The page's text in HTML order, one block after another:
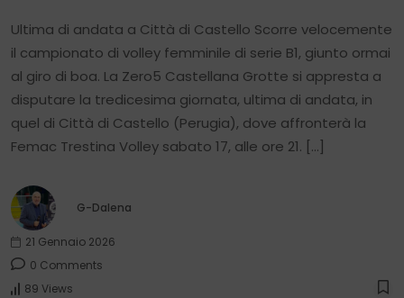
Ultima di andata a Città di Castello Scorre velocemente
il campionato di volley femminile di serie B1, giunto ormai
al giro di boa. La Zero5 Castellana Grotte si appresta a
disputare la tredicesima giornata, ultima di andata, in
quel di Città di Castello (Perugia), dove affronterà la
Femac Trestina Volley sabato 17, alle ore 21. […]
G-Dalena
21 Gennaio 2026
0 Comments
89 Views